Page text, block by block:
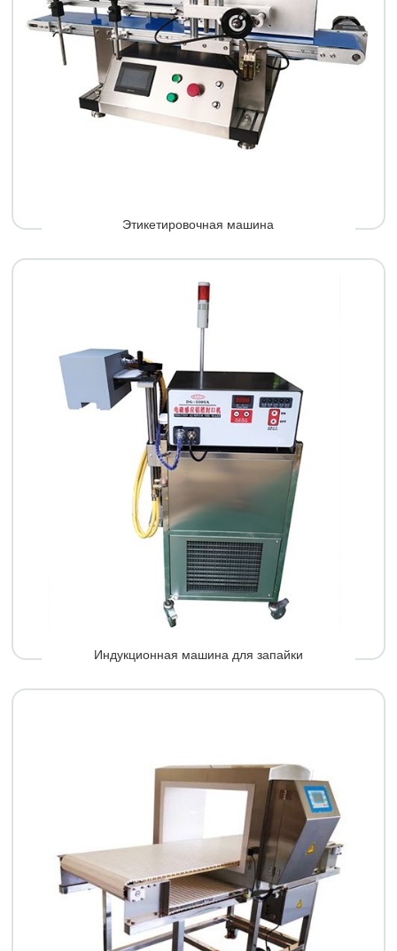
Этикетировочная машина
Индукционная машина для запайки